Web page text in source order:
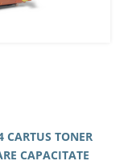
CARTUS TONER
CAPACITATE